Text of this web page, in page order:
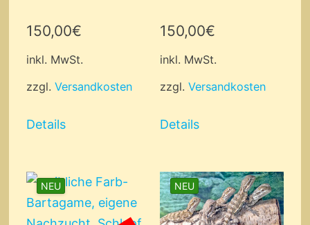
150,00€
inkl. MwSt.
zzgl. Versandkosten
Details
150,00€
inkl. MwSt.
zzgl.Versandkosten
Details
NEU NEU